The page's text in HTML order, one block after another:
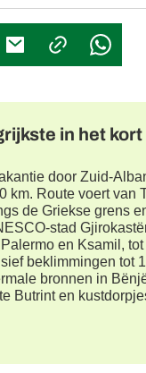
opent in nieuw tabblad)
(Link opent in nieuw
(Link
in het kort
door Zuid-
km. Route voert van
de Griekse grens
stad
en Ksamil,
beklimmingen tot
bronnen in
Butrint en